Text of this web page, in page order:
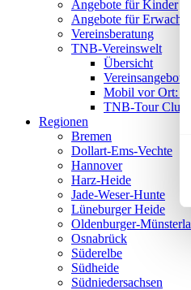
Angebote für Kinder
Angebote für
Vereinsberatung
TNB-Vereinswelt
Übersicht
Vereinsangebote
Mobil vor Ort:
TNB-Tour Clubs
Regionen
Bremen
Dollart-Ems-Vechte
Hannover
Harz-Heide
Jade-Weser-Hunte
Lüneburger Heide
Oldenburger-
Osnabrück
Süderelbe
Südheide
Südniedersachsen